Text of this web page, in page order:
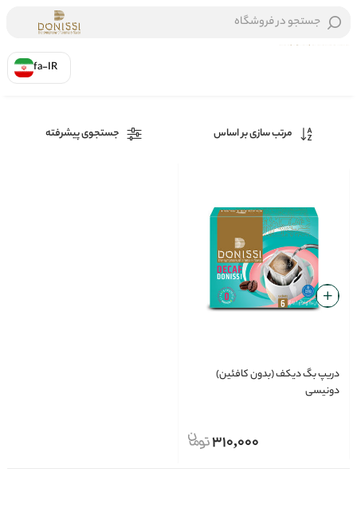
جستجو در فروشگاه
fa-IR
مرتب سازی بر اساس جستجوی پیشرفته
دریپ بگ دیکف (بدون کافئین)
دونیسی
310,000